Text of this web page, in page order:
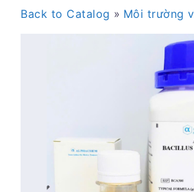
Back to Catalog Môi trường